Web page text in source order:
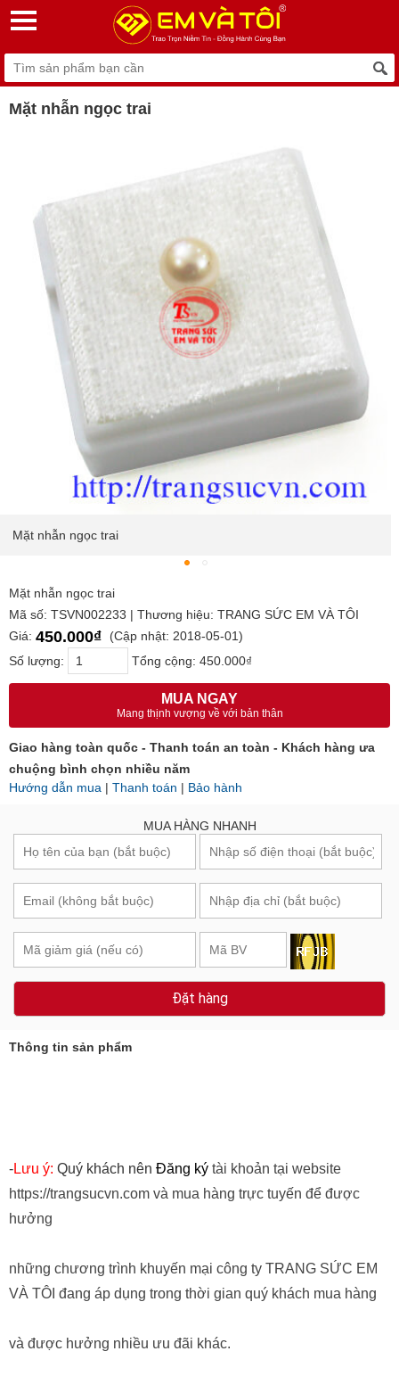
Mặt nhẫn ngọc trai
Mặt nhẫn ngọc trai
Mặt nhẫn ngọc trai
Mã số: TSVN002233 | Thương hiệu: TRANG SỨC EM VÀ TÔI
Giá: 450.000₫
(Cập nhật: 2018-05-01)
Số lượng:
Tổng cộng: 450.000₫
MUA NGAY
Mang thịnh vượng về với bản thân
Giao hàng toàn quốc - Thanh toán an toàn - Khách hàng ưa
chuộng bình chọn nhiều năm
Hướng dẫn mua | Thanh toán | Bảo hành
MUA HÀNG NHANH
Đặt hàng
Thông tin sản phẩm
-Lưu ý: Quý khách nên Đăng ký tài khoản tại website
https://trangsucvn.com và mua hàng trực tuyến để được
hưởng
những chương trình khuyến mại công ty TRANG SỨC EM
VÀ TÔI đang áp dụng trong thời gian quý khách mua hàng
và được hưởng nhiều ưu đãi khác.